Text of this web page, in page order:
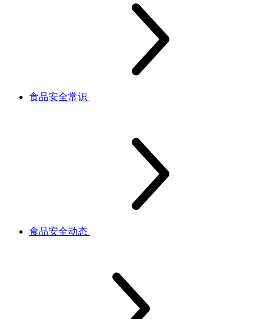
食品安全常识
食品安全动态